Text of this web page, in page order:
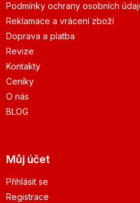
Podmínky ochrany osobních
Reklamace a vrácení zboží
Doprava a platba
Revize
Kontakty
Ceníky
O nás
BLOG
Můj účet
Přihlásit se
Registrace